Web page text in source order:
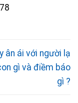
ân ái với người lạ
gì và điềm báo
gì ?